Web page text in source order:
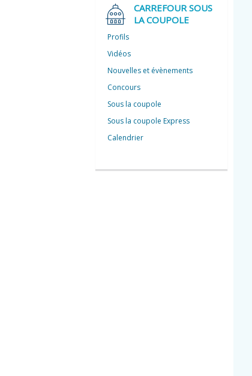
CARREFOUR SOUS
LA COUPOLE
Profils
Vidéos
Nouvelles et évènements
Concours
Sous la coupole
Sous la coupole Express
Calendrier